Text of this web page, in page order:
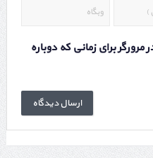
برای زمانی که دوباره